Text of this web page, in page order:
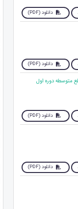
دانلود (PDF)
دانلود (PDF)
دانلود (PDF)
دانلود (PDF)